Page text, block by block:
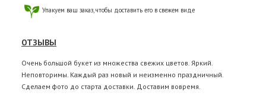
Упакуем ваш заказ, чтобы доставить его в свежем виде
ОТЗЫВЫ
Очень большой букет из множества свежих цветов. Яркий.
Неповторимы. Каждый раз новый и неизменно праздничный.
Сделаем фото до старта доставки. Доставим вовремя.